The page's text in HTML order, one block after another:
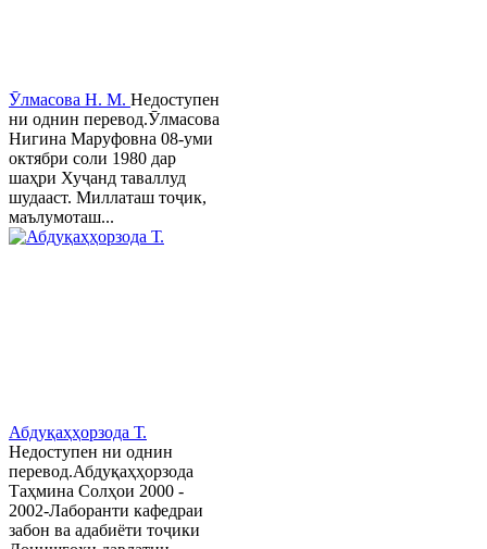
Ӯлмасова Н. М. Недоступен
ни однин перевод.Ӯлмасова
Нигина Маруфовна 08-уми
октябри соли 1980 дар
шаҳри Хуҷанд таваллуд
шудааст. Миллаташ тоҷик,
маълумоташ...
Абдуқаҳҳорзода Т.
Недоступен ни однин
перевод.Абдуқаҳҳорзода
Таҳмина Солҳои 2000 -
2002-Лаборанти кафедраи
забон ва адабиёти тоҷики